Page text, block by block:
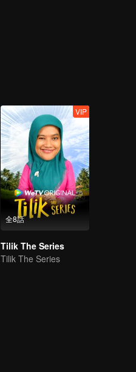
全8話
VIP
Tilik The Series
Tilik The Series